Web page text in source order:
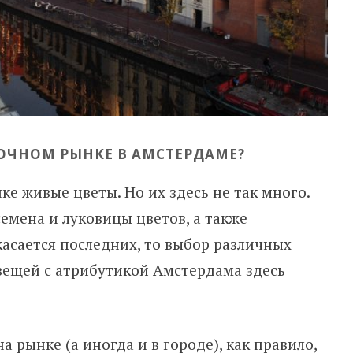
РЫНКЕ В АМСТЕРДАМЕ?
живые цветы. Но их здесь не так много.
и луковицы цветов, а также
последних, то выбор различных
с атрибутикой Амстердама здесь
(а иногда и в городе), как правило,